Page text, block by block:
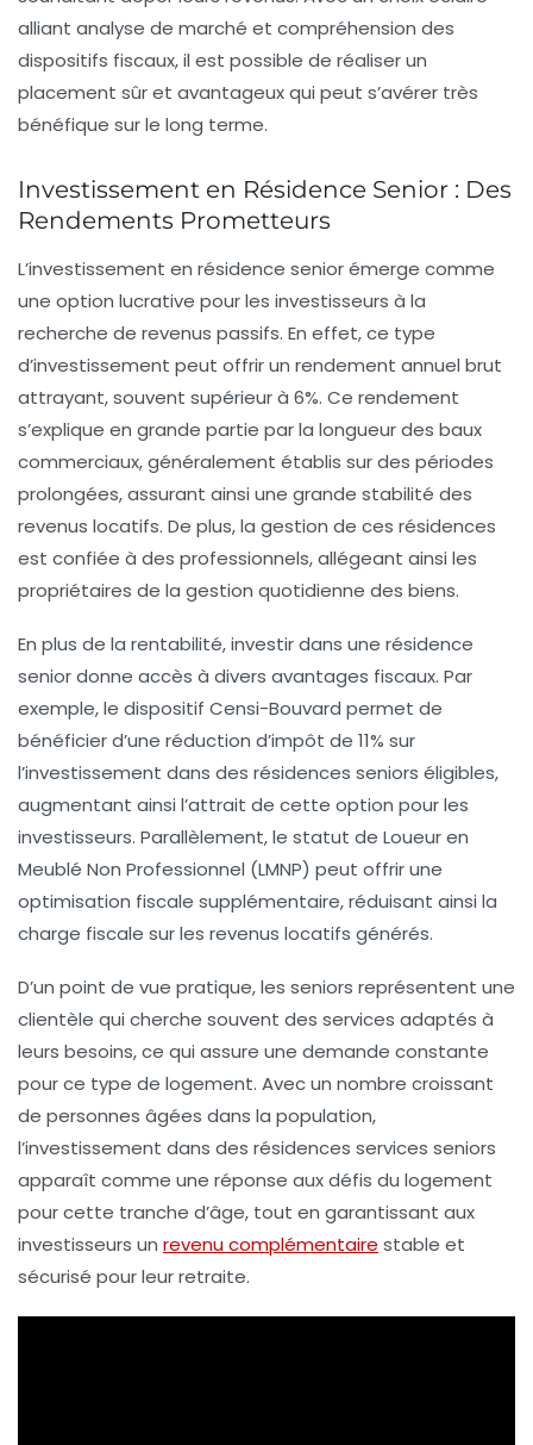
alliant analyse de marché et compréhension des
dispositifs fiscaux, il est possible de réaliser un
placement sûr et avantageux qui peut s’avérer très
bénéfique sur le long terme.
Investissement en Résidence Senior : Des
Rendements Prometteurs
L’investissement en résidence seniorémerge comme
une option lucrative pour les investisseurs à la
recherche de revenus passifs. En effet, ce type
d’investissement peut offrir un rendement annuel brut
attrayant, souvent supérieur à 6%. Ce rendement
s’explique en grande partie par la longueur des baux
commerciaux, généralement établis sur des périodes
prolongées, assurant ainsi une grande stabilité des
revenus locatifs. De plus, la gestion de ces résidences
est confiée à des professionnels, allégeant ainsi les
propriétaires de la gestion quotidienne des biens.
En plus de la rentabilité, investir dans une résidence
senior donne accès à divers avantages fiscaux. Par
exemple, le dispositif Censi-Bouvard permet de
bénéficier d’une réduction d’impôt de 11% sur
l’investissement dans des résidences seniors éligibles,
augmentant ainsi l’attrait de cette option pour les
investisseurs. Parallèlement, le statut de Loueur en
Meublé Non Professionnel (LMNP) peut offrir une
optimisation fiscale supplémentaire, réduisant ainsi la
charge fiscale sur les revenus locatifs générés.
D’un point de vue pratique, les seniors représentent une
clientèle qui cherche souvent des services adaptés à
leurs besoins, ce qui assure une demande constante
pour ce type de logement. Avec un nombre croissant
de personnes âgées dans la population,
l’investissement dans des résidences services seniors
apparaît comme une réponse aux défis du logement
pour cette tranche d’âge, tout en garantissant aux
investisseurs un revenu complémentaire stable et
sécurisé pour leur retraite.